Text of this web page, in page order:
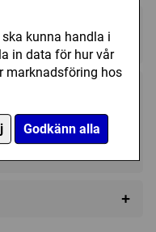
kunna handla i
in data för hur vår
marknadsföring hos
Godkänn alla
Utgått
+